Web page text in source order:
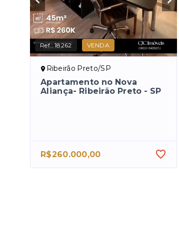
Ref.:18262 VENDA
Ribeirão Preto/SP
Apartamento no Nova
Aliança- Ribeirão Preto - SP
R$260.000,00